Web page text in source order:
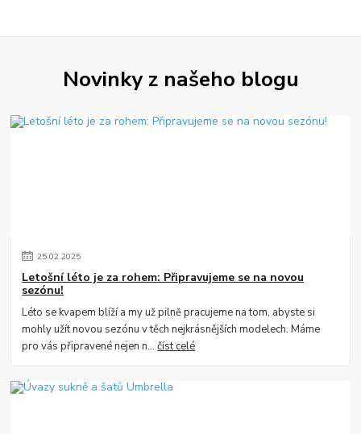
Novinky z našeho blogu
25.02.2025
Letošní léto je za rohem: Připravujeme se na novou
sezónu!
Léto se kvapem blíží a my už pilně pracujeme na tom, abyste si
mohly užít novou sezónu v těch nejkrásnějších modelech. Máme
pro vás připravené nejen n...číst celé